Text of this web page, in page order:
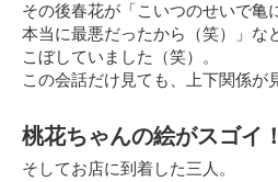
その後春花が 「こいつのせいで亀
本当に最悪だったから（笑）」 な
こぼしていました（笑）。
この会話だけ見ても、上下関係が
桃花ちゃんの絵がスゴイ！
そしてお店に到着した三人。